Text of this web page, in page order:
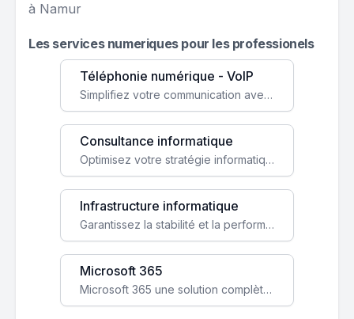
à Namur
Les services numeriques pour les professionels
Téléphonie numérique - VoIP
Simplifiez votre communication avec une solution VoIP flexible, économique et adaptée à vos besoins professionnels.
Consultance informatique
Optimisez votre stratégie informatique avec l'expertise de nos consultants pour améliorer votre efficacité et sécurité.
Infrastructure informatique
Garantissez la stabilité et la performance de votre entreprise avec une infrastructure IT sécurisée et évolutive.
Microsoft 365
Microsoft 365 une solution complète qui booste votre productivité, renforce la sécurité de vos données et facilite la collaboration.